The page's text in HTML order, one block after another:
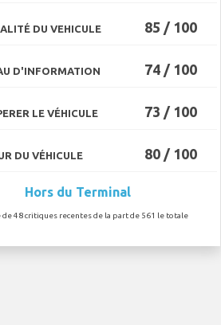
DU VEHICULE 85 / 100
D'INFORMATION 74 / 100
LE VÉHICULE 73 / 100
DU VÉHICULE 80 / 100
Hors du Terminal
de 48 critiques recentes de la part de 561 le totale